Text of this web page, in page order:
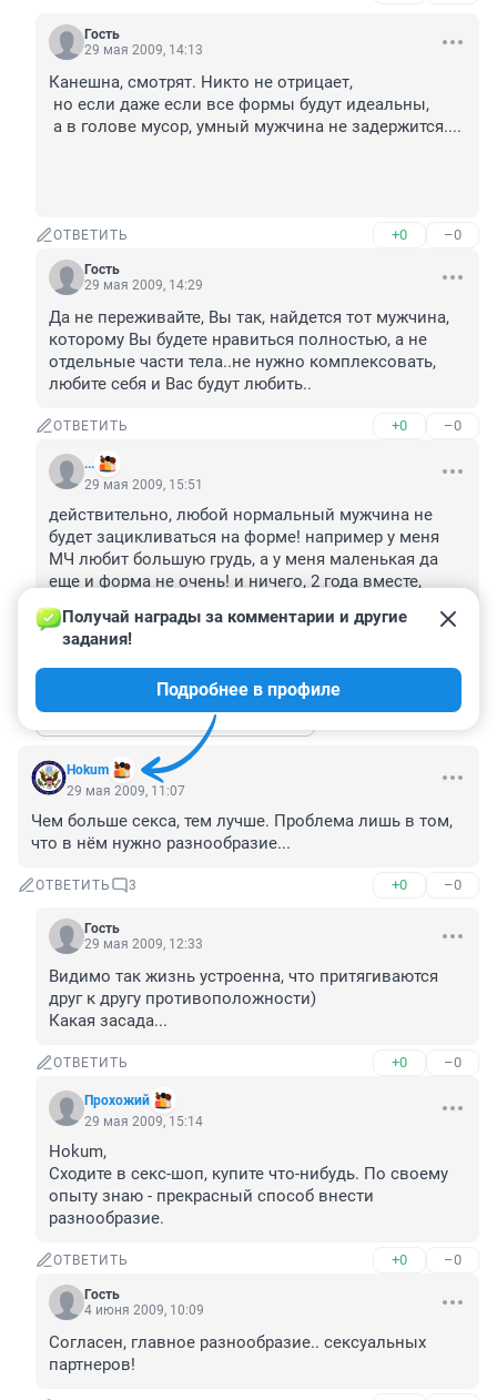
Гость
29 мая 2009, 14:13
Канешна, смотрят. Никто не отрицает,
но если даже если все формы будут идеальны,
а в голове мусор, умный мужчина не задержится....
ОТВЕТИТЬ +0 –0
Гость
29 мая 2009, 14:29
Да не переживайте, Вы так, найдется тот мужчина,
которому Вы будете нравиться полностью, а не
отдельные части тела..не нужно комплексовать,
любите себя и Вас будут любить..
ОТВЕТИТЬ +0 –0
...
29 мая 2009, 15:51
действительно, любой нормальный мужчина не
будет зацикливаться на форме! например у меня
МЧ любит большую грудь, а у меня маленькая да
еще и форма не очень! и ничего, 2 года вместе,
пусть смотрит на другие большие формы, главное
что он со мной!
ОТВЕТИТЬ +0 –0
Показать ещё 5 ответов
Hokum
Получай награды за комментарии и другие
задания!
Подробнее в профиле
29 мая 2009, 11:07
Чем больше секса, тем лучше. Проблема лишь в том,
что в нём нужно разнообразие...
ОТВЕТИТЬ 3 +0 –0
Гость
29 мая 2009, 12:33
Видимо так жизнь устроенна, что притягиваются
друг к другу противоположности)
Какая засада...
ОТВЕТИТЬ +0 –0
Прохожий
29 мая 2009, 15:14
Hokum,
Сходите в секс-шоп, купите что-нибудь. По своему
опыту знаю - прекрасный способ внести
разнообразие.
ОТВЕТИТЬ +0 –0
Гость
4 июня 2009, 10:09
Согласен, главное разнообразие.. сексуальных
партнеров!